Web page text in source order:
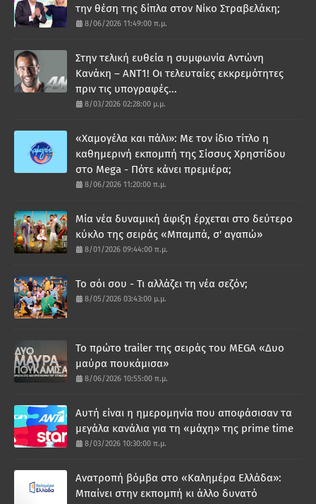
την θέση της δίπλα στον Νίκο Στραβελάκη;
8/06/2026 11:49:00 π.μ.
Στην τελική ευθεία η συμφωνία Αντώνη
Κανάκη – ΑΝΤ1! Οι τελευταίες εκκρεμότητες
πριν τις υπογραφές...
8/03/2026 02:28:00 μ.μ.
«Χαμογέλα και πάλι»: Με τον ίδιο τίτλο η
καθημερινή εκπομπή της Σίσσυς Χρηστίδου
στο Mega - Πότε κάνει πρεμιέρα;
8/06/2026 11:20:00 π.μ.
Μία νέα δυναμική άφιξη έρχεται στο δεύτερο
κύκλο της σειράς «Μπαμπά, σ' αγαπώ»
8/01/2026 09:44:00 π.μ.
Το σόι σου - Τι αλλάζει τη νέα σεζόν;
8/05/2026 03:43:00 μ.μ.
Το πρώτο trailer της σειράς του MEGA «Δυο
μαύρα πουκάμισα»
8/06/2026 10:55:00 π.μ.
Αυτή είναι η ημερομηνία που αποφάσισαν τα
μεγάλα κανάλια για τη «μάχη» της prime time
8/03/2026 10:30:00 π.μ.
Ανατροπή βόμβα στο «Καλημέρα Ελλάδα»:
Μπαίνει στην εκπομπή κι άλλο δυνατό